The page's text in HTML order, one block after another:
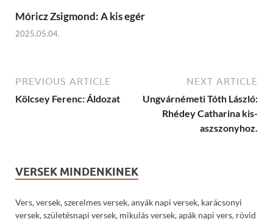
Móricz Zsigmond: A kis egér
2025.05.04.
PREVIOUS ARTICLE
Kölcsey Ferenc: Áldozat
NEXT ARTICLE
Ungvárnémeti Tóth László:
Rhédey Catharina kis-
aszszonyhoz.
VERSEK MINDENKINEK
Vers, versek, szerelmes versek, anyák napi versek, karácsonyi
versek, születésnapi versek, mikulás versek, apák napi vers, rövid